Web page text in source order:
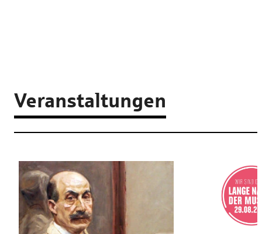
Veranstaltungen